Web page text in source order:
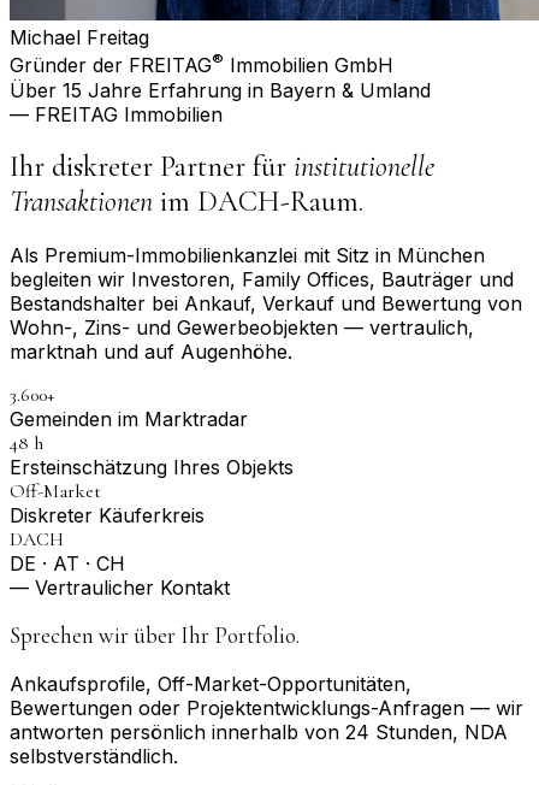
Michael Freitag
Gründer der FREITAG® Immobilien GmbH
Über 15 Jahre Erfahrung in Bayern & Umland
— FREITAG Immobilien
Ihr diskreter Partner für institutionelle
Transaktionen im DACH-Raum.
Als Premium-Immobilienkanzlei mit Sitz in München
begleiten wir Investoren, Family Offices, Bauträger und
Bestandshalter bei Ankauf, Verkauf und Bewertung von
Wohn-, Zins- und Gewerbeobjekten — vertraulich,
marktnah und auf Augenhöhe.
3.600+
Gemeinden im Marktradar
48 h
Erst­einschätzung Ihres Objekts
Off-Market
Diskreter Käuferkreis
DACH
DE · AT · CH
— Vertraulicher Kontakt
Sprechen wir über Ihr Portfolio.
Ankaufsprofile, Off-Market-Opportunitäten,
Bewertungen oder Projektentwicklungs-Anfragen — wir
antworten persönlich innerhalb von 24 Stunden, NDA
selbstverständlich.